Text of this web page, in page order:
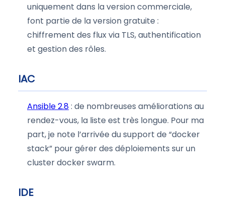
uniquement dans la version commerciale,
font partie de la version gratuite :
chiffrement des flux via TLS, authentification
et gestion des rôles.
IAC
Ansible 2.8: de nombreuses améliorations au
rendez-vous, la liste est très longue. Pour ma
part, je note l’arrivée du support de “docker
stack” pour gérer des déploiements sur un
cluster docker swarm.
IDE